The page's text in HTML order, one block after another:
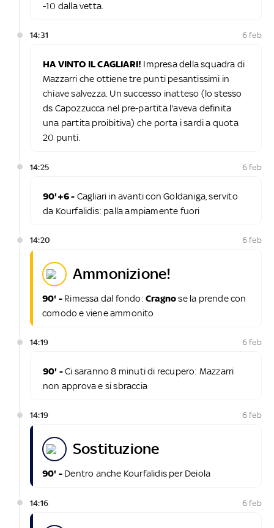
-10 dalla vetta.
14:31 6 feb
HA VINTO IL CAGLIARI! Impresa della squadra di
Mazzarri che ottiene tre punti pesantissimi in
chiave salvezza. Un successo inatteso (lo stesso
ds Capozzucca nel pre-partita l'aveva definita
una partita proibitiva) che porta i sardi a quota
20 punti.
14:25 6 feb
90'+6 - Cagliari in avanti con Goldaniga, servito
da Kourfalidis: palla ampiamente fuori
14:20 6 feb
ammonizione!
90' - Rimessa dal fondo:Cragnose la prende con
comodo e viene ammonito
14:19 6 feb
90' -Ci saranno 8 minuti di recupero: Mazzarri
non approva e si sbraccia
14:19 6 feb
sostituzione
90' - Dentro anche Kourfalidis per Deiola
14:16 6 feb